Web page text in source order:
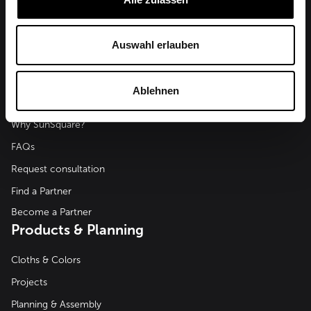
Auswahl erlauben
Ablehnen
SunSquare Shading Solutions GmbH
3430 Tulln
Why SunSquare?
FAQs
Request consultation
Find a Partner
Become a Partner
Products & Planning
Cloths & Colors
Projects
Planning & Assembly